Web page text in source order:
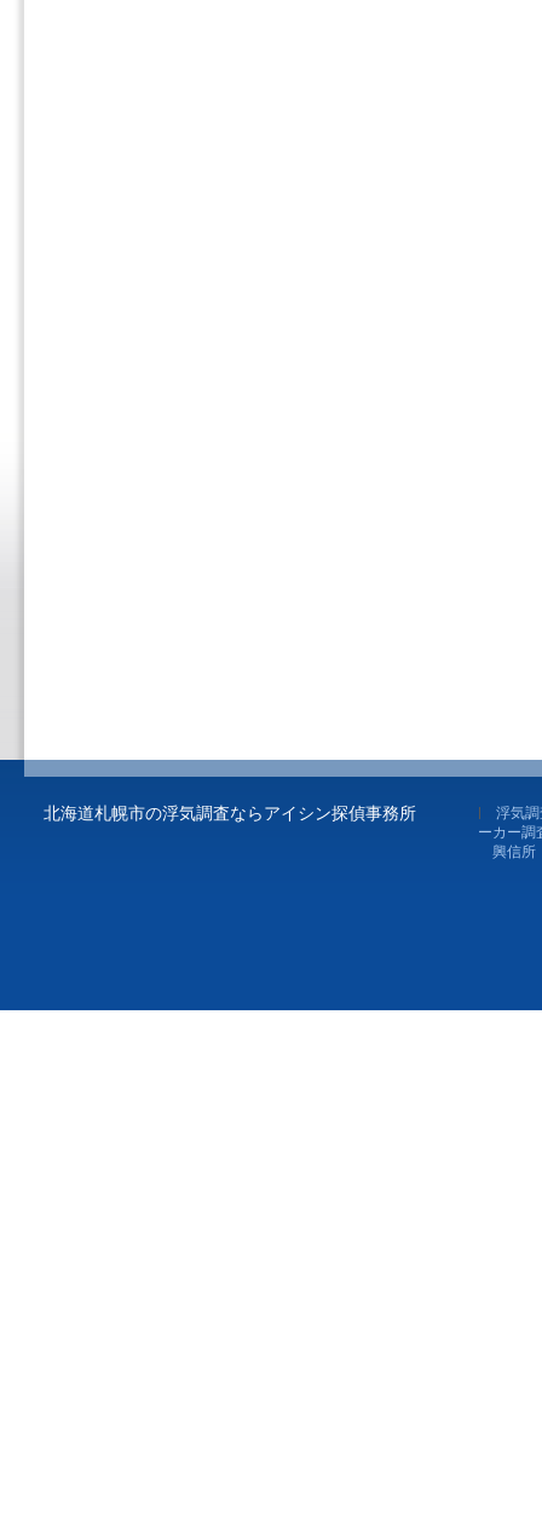
北海道札幌市の浮気調査ならアイシン探偵事務所
浮気
ーカー調
興信所